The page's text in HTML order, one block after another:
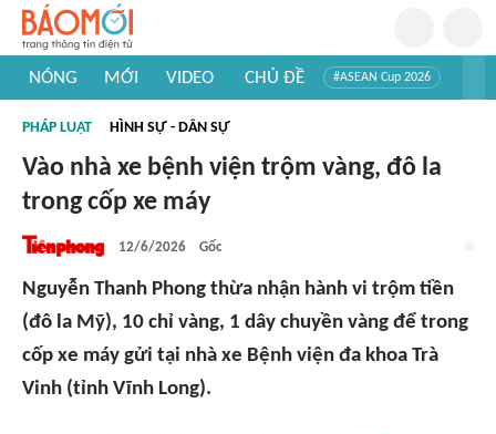
NÓNG MỚI VIDEO CHỦ ĐỀ #ASEAN Cup 2026
#Khám phá thế giới
PHÁP LUẬT HÌNH SỰ - DÂN SỰ
Vào nhà xe bệnh viện trộm vàng, đô la
trong cốp xe máy
12/6/2026 Gốc
Nguyễn Thanh Phong thừa nhận hành vi trộm tiền
(đô la Mỹ), 10 chỉ vàng, 1 dây chuyền vàng để trong
cốp xe máy gửi tại nhà xe Bệnh viện đa khoa Trà
Vinh (tỉnh Vĩnh Long).